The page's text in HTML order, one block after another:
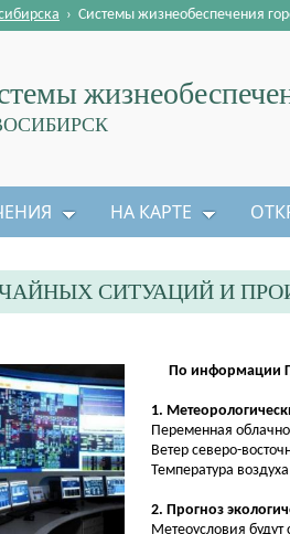
› Системы жизнеобеспечения
НА КАРТЕ
СИТУАЦИЙ И
По информации
1.
Переменная
Ветер северо-
Температура
2. Прогноз
Метеоусловия